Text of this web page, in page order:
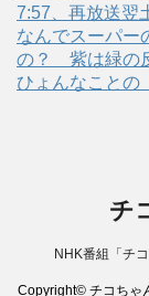
7:57、再放送翌
なんでスーパー
の？ 紫は緑の
ひょんなこと
チ
NHK番組「チ
Copyright© チコちゃ